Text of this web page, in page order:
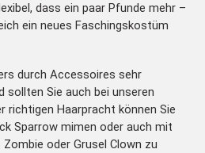
dass ein paar Pfunde mehr –
ein neues Faschingskostüm
durch Accessoires sehr
sollten Sie auch bei unseren
richtigen Haarpracht können Sie
Sparrow mimen oder auch mit
Zombie oder Grusel Clown zu